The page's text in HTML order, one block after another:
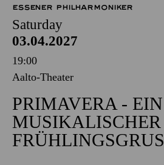
ESSENER PHILHARMONIKER
Saturday
03.04.2027
19:00
Aalto-Theater
PRIMAVERA - EIN
MUSIKALISCHER
FRÜHLINGSGRUSS